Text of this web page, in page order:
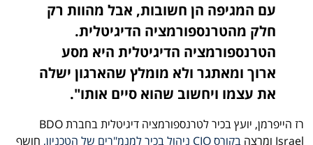
עם המגיפה הן חשובות, אבל מהוות רק
חלק מהטרנספורמציה הדיגיטלית.
הטרנספורמציה הדיגיטלית היא מסע
ארוך ומאתגר ולא מומלץ שהארגון ישלה
את עצמו ויחשוב שהוא סיים אותו".
רז הייפרמן, יועץ בכיר לטרנספורמציה דיגיטלית בחברת BDO
Israel ומרצה
בקורס CIO ניהול בכיר למנמ"רים של הטכניון,
חושף